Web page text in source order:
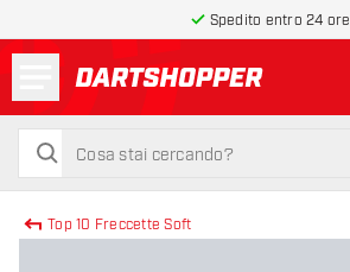
Spedito entro 24 ore
torna alla home page
cerca
cerca
Top 10 Freccette Soft